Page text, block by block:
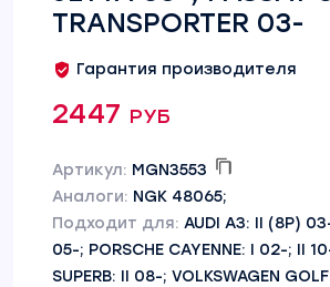
TRANSPORTER 03-
Гарантия производителя
2447 руб
Артикул: MGN3553
Аналоги: NGK 48065;
Подходит для: AUDI A3: II (8P)
05-; PORSCHE CAYENNE: I 02-; II
SUPERB: II 08-; VOLKSWAGEN